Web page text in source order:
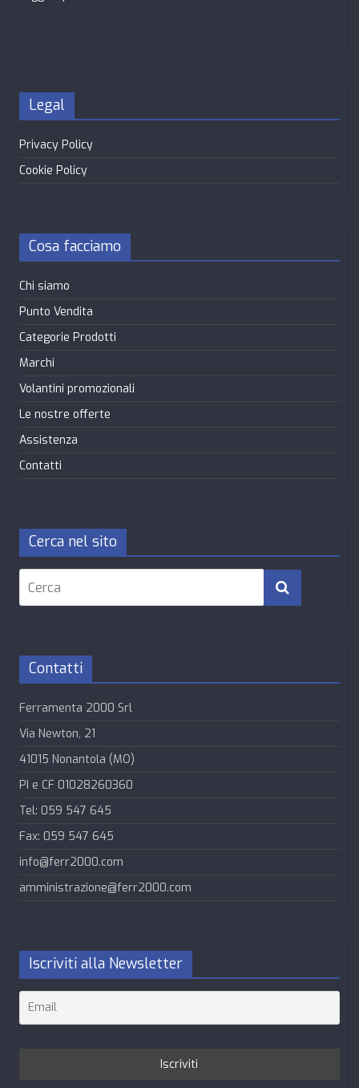
Legal
Privacy Policy
Cookie Policy
Cosa facciamo
Chi siamo
Punto Vendita
Categorie Prodotti
Marchi
Volantini promozionali
Le nostre offerte
Assistenza
Contatti
Cerca nel sito
Contatti
Ferramenta 2000 Srl
Via Newton, 21
41015 Nonantola (MO)
PI e CF 01028260360
Tel: 059 547 645
Fax: 059 547 645
info@ferr2000.com
amministrazione@ferr2000.com
Iscriviti alla Newsletter